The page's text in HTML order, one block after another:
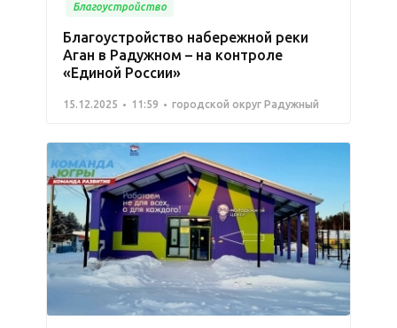
Благоустройство
Благоустройство набережной реки
Аган в Радужном – на контроле
«Единой России»
15.12.2025 11:59 городской округ Радужный